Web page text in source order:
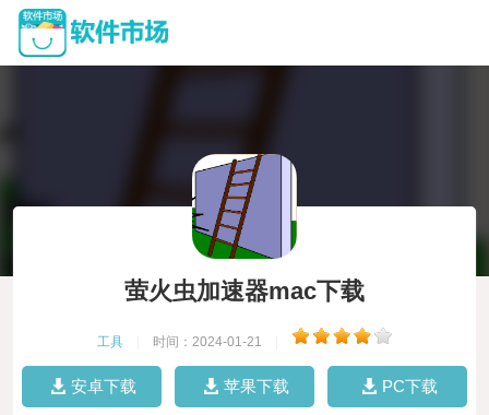
萤火虫加速器mac下载
工具 时间：2024-01-21
安卓下载 苹果下载 PC下载